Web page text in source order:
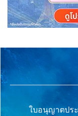
ใบอนุญาตประ